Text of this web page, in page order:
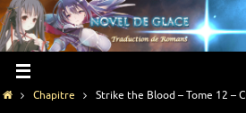
Chapitre Strike the Blood – Tome 12 –